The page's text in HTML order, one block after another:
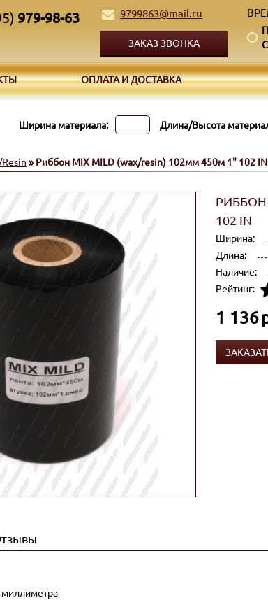
979-98-63 9799863@mail.ru
ЗАКАЗ ЗВОНКА
ОПЛАТА И ДОСТАВКА
Ширина материала: Длина/Высота
» Риббон MIX MILD (wax/resin) 102мм 450м 1" 102 IN
РИББОН
102 IN
Ширина:
Длина:
Наличие:
Рейтинг:
1 136
миллиметра